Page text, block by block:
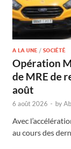
A LA UNE / SOCIÉTÉ
Opération
de MRE de
août
6 août 2026 - by
Avec
au cours des